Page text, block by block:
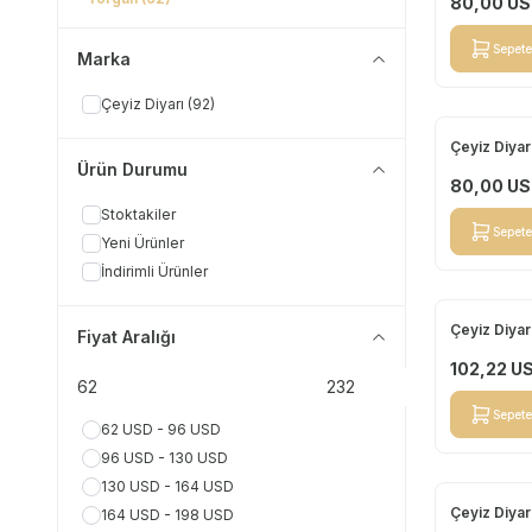
Marka
Çeyiz Diyarı (92)
Ürün Durumu
Stoktakiler
Yeni Ürünler
İndirimli Ürünler
Fiyat Aralığı
62 USD - 96 USD
96 USD - 130 USD
130 USD - 164 USD
164 USD - 198 USD
Yeni
Çeyiz
80,00
Yeni
Çeyiz
102,22
Yeni
Çeyiz